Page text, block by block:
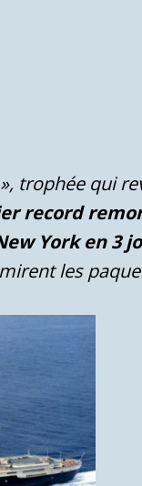
trophée qui
record
York en 3
les